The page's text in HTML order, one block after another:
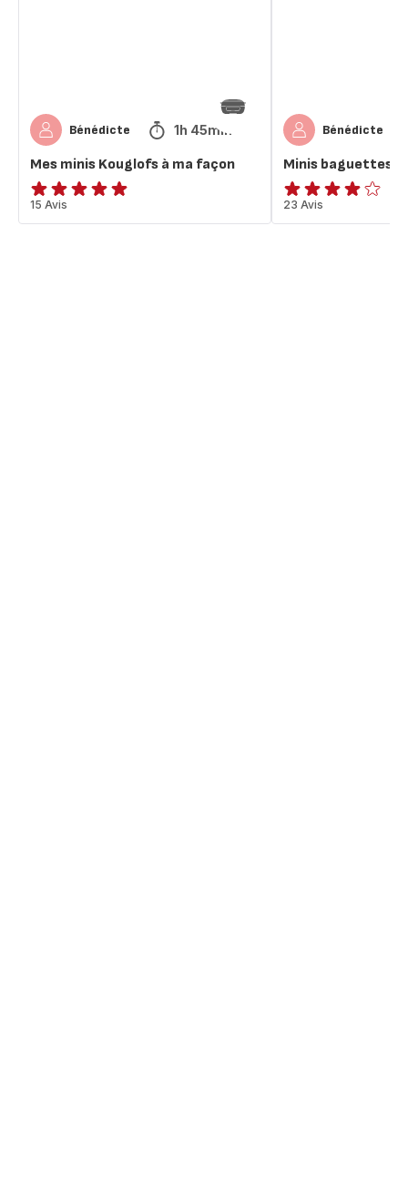
Bénédicte 1h 45min
Mes minis Kouglofs à ma façon
ratings.4.9
15 Avis
Bénédicte
Minis baguettes à
ratings.4.1
23 Avis